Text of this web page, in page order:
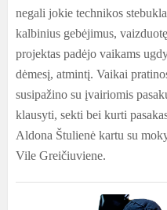
negali jokie technikos
kalbinius gebėjimus,
projektas padėjo vaikams
dėmesį, atmintį. Vaikai
susipažino su įvairiomis
klausyti, sekti bei kurti
Aldona Štulienė kartu su
Vile Greičiuviene.